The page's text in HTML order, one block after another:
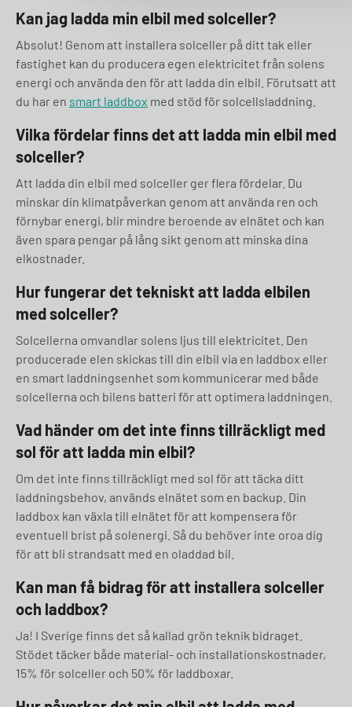
Kan jag ladda min elbil med solceller?
Absolut! Genom att installera solceller på ditt tak eller
fastighet kan du producera egen elektricitet från solens
energi och använda den för att ladda din elbil. Förutsatt att
du har en smart laddbox med stöd för solcellsladdning.
Vilka fördelar finns det att ladda min elbil med
solceller?
Att ladda din elbil med solceller ger flera fördelar. Du
minskar din klimatpåverkan genom att använda ren och
förnybar energi, blir mindre beroende av elnätet och kan
även spara pengar på lång sikt genom att minska dina
elkostnader.
Hur fungerar det tekniskt att ladda elbilen
med solceller?
Solcellerna omvandlar solens ljus till elektricitet. Den
producerade elen skickas till din elbil via en laddbox eller
en smart laddningsenhet som kommunicerar med både
solcellerna och bilens batteri för att optimera laddningen.
Vad händer om det inte finns tillräckligt med
sol för att ladda min elbil?
Om det inte finns tillräckligt med sol för att täcka ditt
laddningsbehov, används elnätet som en backup. Din
laddbox kan växla till elnätet för att kompensera för
eventuell brist på solenergi. Så du behöver inte oroa dig
för att bli strandsatt med en oladdad bil.
Kan man få bidrag för att installera solceller
och laddbox?
Ja! I Sverige finns det så kallad grön teknik bidraget.
Stödet täcker både material- och installationskostnader,
15% för solceller och 50% för laddboxar.